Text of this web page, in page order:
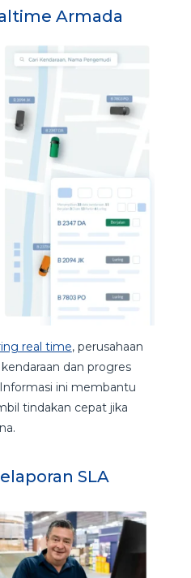
Armada
real time, perusahaan
dan progres
ini membantu
tindakan cepat jika
SLA